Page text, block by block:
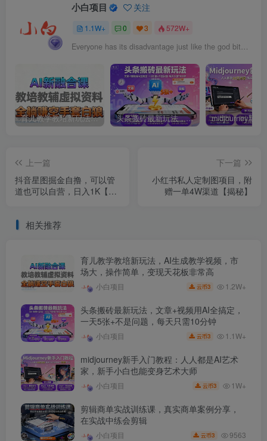
小白项目 关注
1.1W+ 0 3 572W+
Everyone has its disadvantage just like the god bites the apple. the bigger disadvantage you have, the more the god appreciate it.
育儿教学教培新玩法，AI生成教学视频，市场大，操作简单，变现天花板非常高 头条搬砖最新玩法，文章+视频用AI全搞定，一天5张+不是问题，每天只需10分钟
上一篇
抖音星图掘金自撸，可以管
道也可以自营，日入1K【揭
下一篇
小红书私人定制图项目，附
赠一单4W渠道【揭秘】
相关推荐
育儿教学教培新玩法，AI生成教学视频，市
场大，操作简单，变现天花板非常高
小白项目 云币3 1.2W+
头条搬砖最新玩法，文章+视频用AI全搞定，
一天5张+不是问题，每天只需10分钟
小白项目 云币3 1.1W+
midjourney新手入门教程：人人都是AI艺术
家，新手小白也能变身艺术大师
小白项目 云币3 1W+
剪辑商单实战训练课，真实商单案例分享，
在实战中练会剪辑
小白项目 云币3 9563